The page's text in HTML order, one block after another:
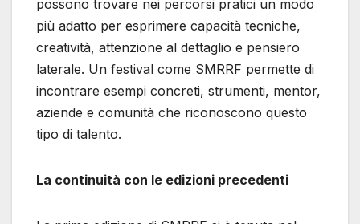
possono trovare nei percorsi pratici un modo
più adatto per esprimere capacità tecniche,
creatività, attenzione al dettaglio e pensiero
laterale. Un festival come SMRRF permette di
incontrare esempi concreti, strumenti, mentor,
aziende e comunità che riconoscono questo
tipo di talento.
La continuità con le edizioni precedenti